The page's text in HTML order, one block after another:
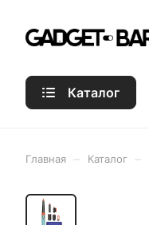
Каталог
Главная Каталог